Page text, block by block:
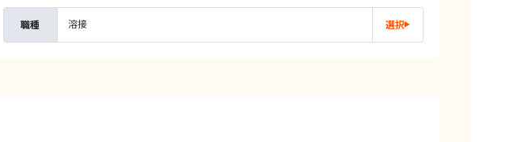
職種 溶接 選択